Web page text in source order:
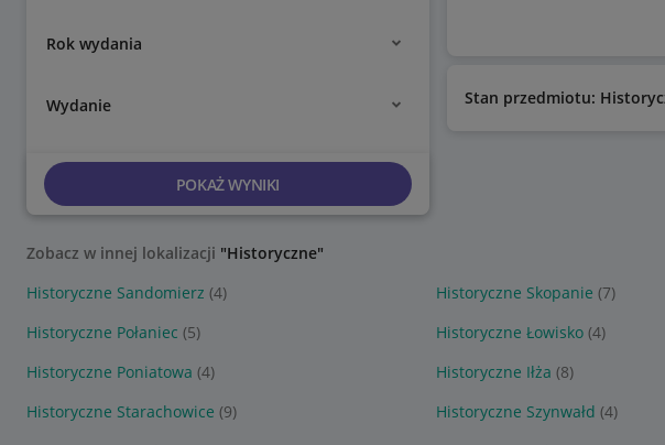
Rok wydania
Wydanie
POKAŻ WYNIKI
Stan przedmiotu:
Zobacz w innej lokalizacji "Historyczne"
Historyczne Sandomierz (4) Historyczne Skopanie (7)
Historyczne Połaniec (5) Historyczne Łowisko (4)
Historyczne Poniatowa (4) Historyczne Iłża (8)
Historyczne Starachowice (9) Historyczne Szynwałd (4)